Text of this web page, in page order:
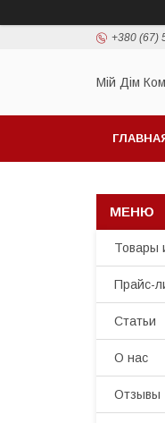
+380 (67)
Мій Дім
Товары
Прайс-
Статьи
О нас
Отзывы